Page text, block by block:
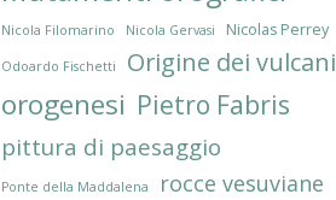
Nicola Filomarino Nicola Gervasi Nicolas Perrey
Odoardo Fischetti Origine dei vulcani
orogenesi Pietro Fabris
pittura di paesaggio
Ponte della Maddalena rocce vesuviane